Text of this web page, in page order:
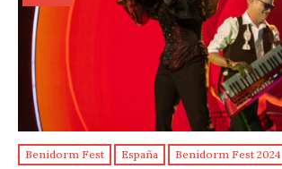
Benidorm Fest España Benidorm Fest 2024